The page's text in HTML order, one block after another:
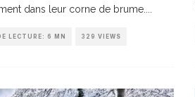
dans leur corne de brume.
LECTURE: 6 MN 329 VIEWS